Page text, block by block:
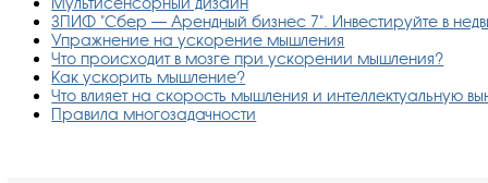
ЗПИФ "Сбер — Арендный бизнес 7". Инвестируйте в
Упражнение на ускорение мышления
Что происходит в мозге при ускорении мышления?
Как ускорить мышление?
Что влияет на скорость мышления и интеллектуальную
Правила многозадачности